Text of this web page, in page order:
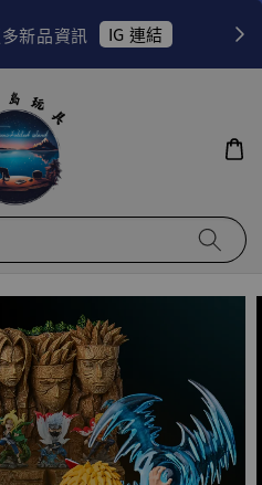
新品資訊 IG 連結